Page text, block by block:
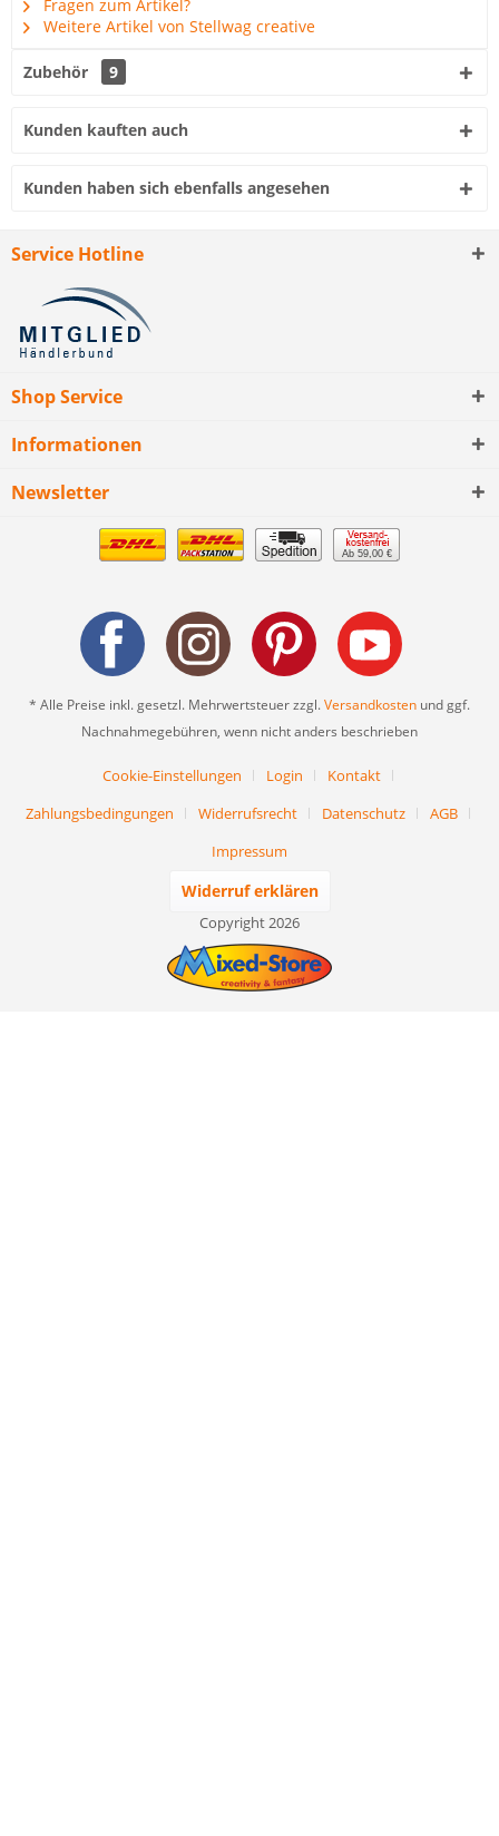
Fragen zum Artikel?
Weitere Artikel von Stellwag creative
Zubehör 9
Kunden kauften auch
Kunden haben sich ebenfalls angesehen
Service Hotline
Shop Service
Informationen
Newsletter
Ab 59,00 €
* Alle Preise inkl. gesetzl. Mehrwertsteuer zzgl.Versandkosten und ggf.
Nachnahmegebühren, wenn nicht anders beschrieben
Cookie-Einstellungen Login
Kontakt
Zahlungsbedingungen
Widerrufsrecht Datenschutz
AGB
Impressum
Widerruf erklären
Copyright 2026